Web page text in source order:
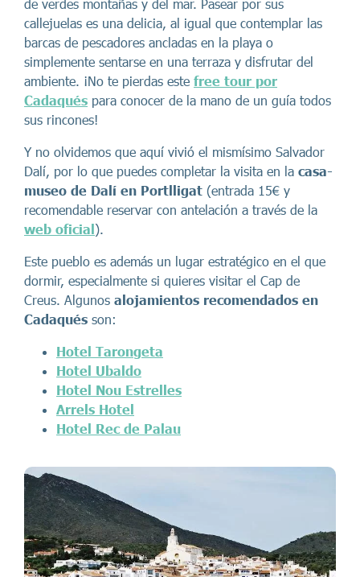
de verdes montañas y del mar. Pasear por sus
callejuelas es una delicia, al igual que contemplar las
barcas de pescadores ancladas en la playa o
simplemente sentarse en una terraza y disfrutar del
ambiente. ¡No te pierdas este free tour por
Cadaqués para conocer de la mano de un guía todos
sus rincones!
Y no olvidemos que aquí vivió el mismísimo Salvador
Dalí, por lo que puedes completar la visita en la casa-
museo de Dalí en Portlligat (entrada 15€ y
recomendable reservar con antelación a través de la
web oficial).
Este pueblo es además un lugar estratégico en el que
dormir, especialmente si quieres visitar el Cap de
Creus. Algunos alojamientos recomendados en
Cadaqués son:
Hotel Tarongeta
Hotel Ubaldo
Hotel Nou Estrelles
Arrels Hotel
Hotel Rec de Palau